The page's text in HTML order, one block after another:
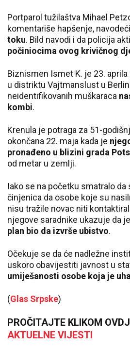
Portparol tužilaštva Mihael
komentariše hapšenje,
toku. Bild navodi i da policija
počiniocima ovog krivičnog
Biznismen Ismet K. je 23.
u distriktu Vajtmanslust u
neidentifikovanih muškaraca
kombi.
Krenula je potraga za 51-
okončana 22. maja kada je
pronađeno u blizini grada
od metar u zemlji.
Iako se na početku smatralo da
činjenica da osobe koje su
nisu tražile novac niti
njegove saradnike ukazuje da
plan bio da izvrše ubistvo.
Očekuje se da će nadležne
uskoro obavijestiti javnost u
umiješanosti osobe koja je
(Glas Srpske)
PROČITAJTE KLIKOM
AKTUELNE VIJESTI